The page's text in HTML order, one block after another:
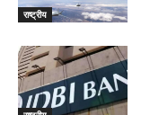
राष्ट्रीय